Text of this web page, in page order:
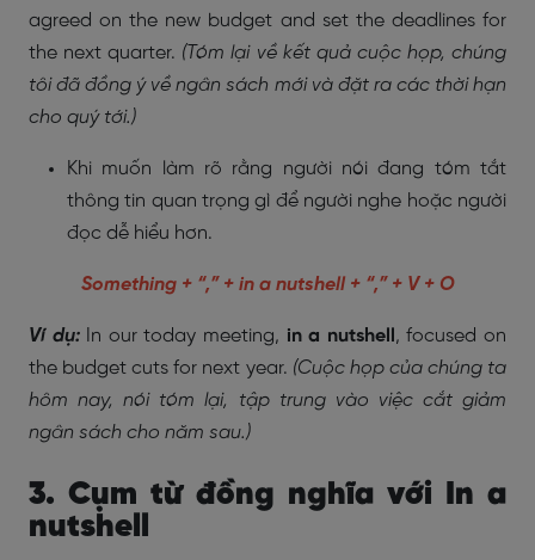
agreed on the new budget and set the deadlines for
the next quarter. (Tóm lại về kết quả cuộc họp, chúng
tôi đã đồng ý về ngân sách mới và đặt ra các thời hạn
cho quý tới.)
Khi muốn làm rõ rằng người nói đang tóm tắt
thông tin quan trọng gì để người nghe hoặc người
đọc dễ hiểu hơn.
Something + “,” + in a nutshell + “,” + V + O
Ví dụ:In our today meeting, in a nutshell , focused on
the budget cuts for next year. (Cuộc họp của chúng ta
hôm nay, nói tóm lại, tập trung vào việc cắt giảm
ngân sách cho năm sau.)
3. Cụm từ đồng nghĩa với In a
nutshell